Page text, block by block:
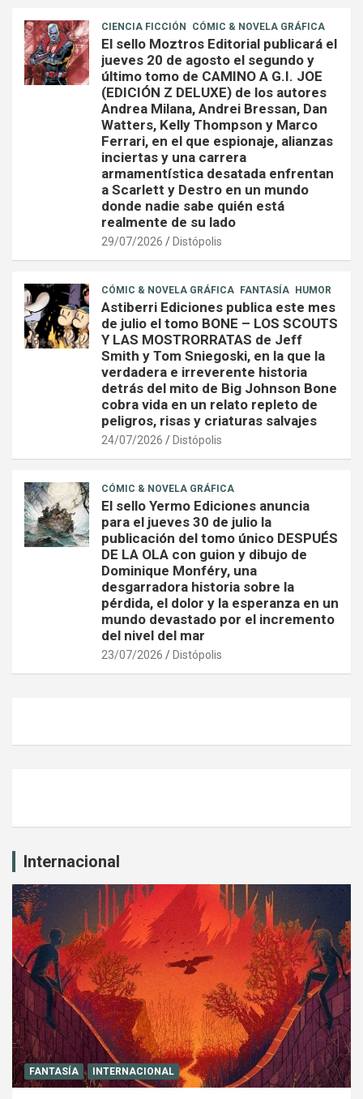
CIENCIA FICCIÓN CÓMIC & NOVELA GRÁFICA
El sello Moztros Editorial publicará el
jueves 20 de agosto el segundo y
último tomo de CAMINO A G.I. JOE
(EDICIÓN Z DELUXE) de los autores
Andrea Milana, Andrei Bressan, Dan
Watters, Kelly Thompson y Marco
Ferrari, en el que espionaje, alianzas
inciertas y una carrera
armamentística desatada enfrentan
a Scarlett y Destro en un mundo
donde nadie sabe quién está
realmente de su lado
29/07/2026 Distópolis
CÓMIC & NOVELA GRÁFICA FANTASÍA HUMOR
Astiberri Ediciones publica este mes
de julio el tomo BONE – LOS SCOUTS
Y LAS MOSTRORRATAS de Jeff
Smith y Tom Sniegoski, en la que la
verdadera e irreverente historia
detrás del mito de Big Johnson Bone
cobra vida en un relato repleto de
peligros, risas y criaturas salvajes
24/07/2026 Distópolis
CÓMIC & NOVELA GRÁFICA
El sello Yermo Ediciones anuncia
para el jueves 30 de julio la
publicación del tomo único DESPUÉS
DE LA OLA con guion y dibujo de
Dominique Monféry, una
desgarradora historia sobre la
pérdida, el dolor y la esperanza en un
mundo devastado por el incremento
del nivel del mar
23/07/2026 Distópolis
Internacional
FANTASÍA INTERNACIONAL